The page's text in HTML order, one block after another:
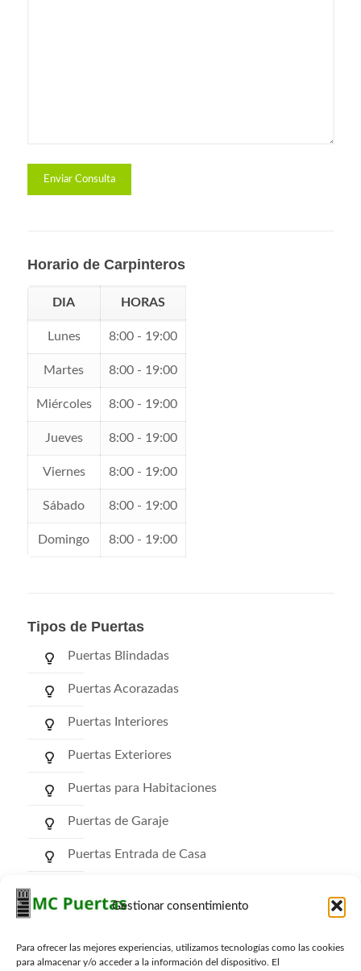
Gestionar consentimiento
Para ofrecer las mejores experiencias, utilizamos tecnologías como las cookies
para almacenar y/o acceder a la información del dispositivo. El
Horario de Carpinteros
DIA HORAS
Lunes 8:00 - 19:00
Martes 8:00 - 19:00
Miércoles 8:00 - 19:00
Jueves 8:00 - 19:00
Viernes 8:00 - 19:00
Sábado 8:00 - 19:00
Domingo 8:00 - 19:00
Tipos de Puertas
Puertas Blindadas
Puertas Acorazadas
Puertas Interiores
Puertas Exteriores
Puertas para Habitaciones
Puertas de Garaje
Puertas Entrada de Casa
Puertas Trasteros